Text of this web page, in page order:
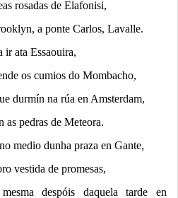
rosadas de Elafonisi,
a ponte Carlos, Lavalle.
ir ata Essaouira,
os cumios do Mombacho,
durmín na rúa en Amsterdam,
pedras de Meteora.
medio dunha praza en Gante,
vestida de promesas,
despóis daquela tarde en